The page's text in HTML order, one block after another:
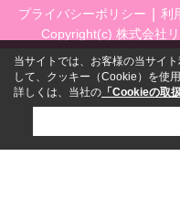
プライバシーポリシー 利
Copyright(c) 株式会社
当サイトでは、お客様の当サイ
して、クッキー（Cookie）を使用
詳しくは、当社の 「Cookieの取